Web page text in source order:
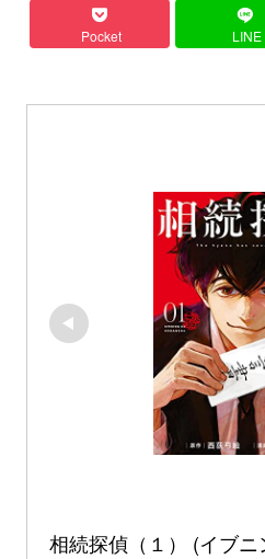
Pocket LINE
相続探偵（１） (イブ